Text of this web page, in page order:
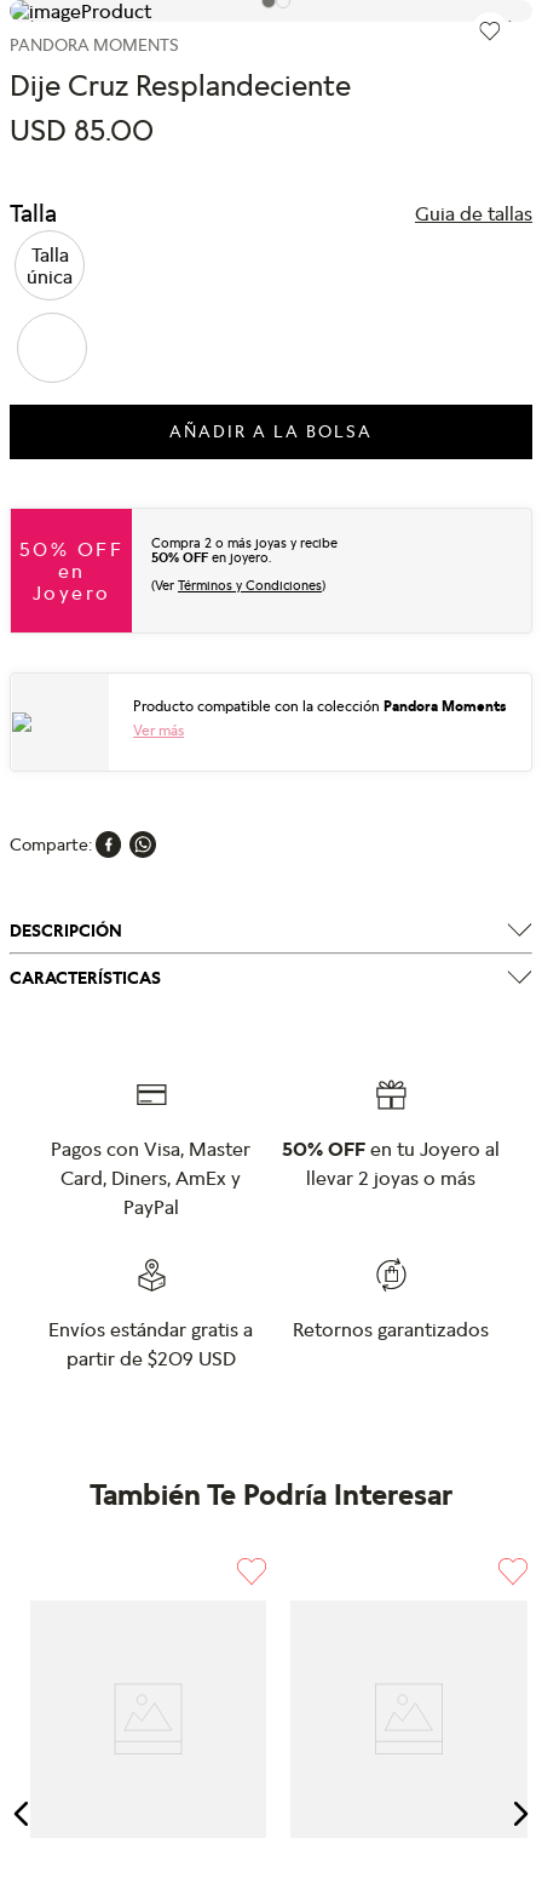
PANDORA MOMENTS
Dije Cruz Resplandeciente
USD 85.00
Talla
Guia de tallas
Talla
única
AÑADIR A LA BOLSA
50% OFF
en
Joyero
Compra 2 o más joyas y recibe
50% OFF en joyero.
(Ver Términos y Condiciones)
Producto compatible con la colección Pandora Moments
Ver más
Comparte
DESCRIPCIÓN
CARACTERÍSTICAS
Pagos con Visa, Master
Card, Diners, AmEx y
PayPal
50% OFF en tu Joyero al
llevar 2 joyas o más
Envíos estándar gratis a
partir de $209 USD
Retornos garantizados
También Te Podría Interesar